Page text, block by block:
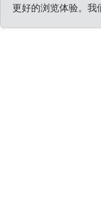
更好的浏览体验。我